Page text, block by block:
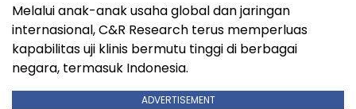
Melalui anak-anak usaha global dan jaringan
internasional, C&R Research terus memperluas
kapabilitas uji klinis bermutu tinggi di berbagai
negara, termasuk Indonesia.
ADVERTISEMENT